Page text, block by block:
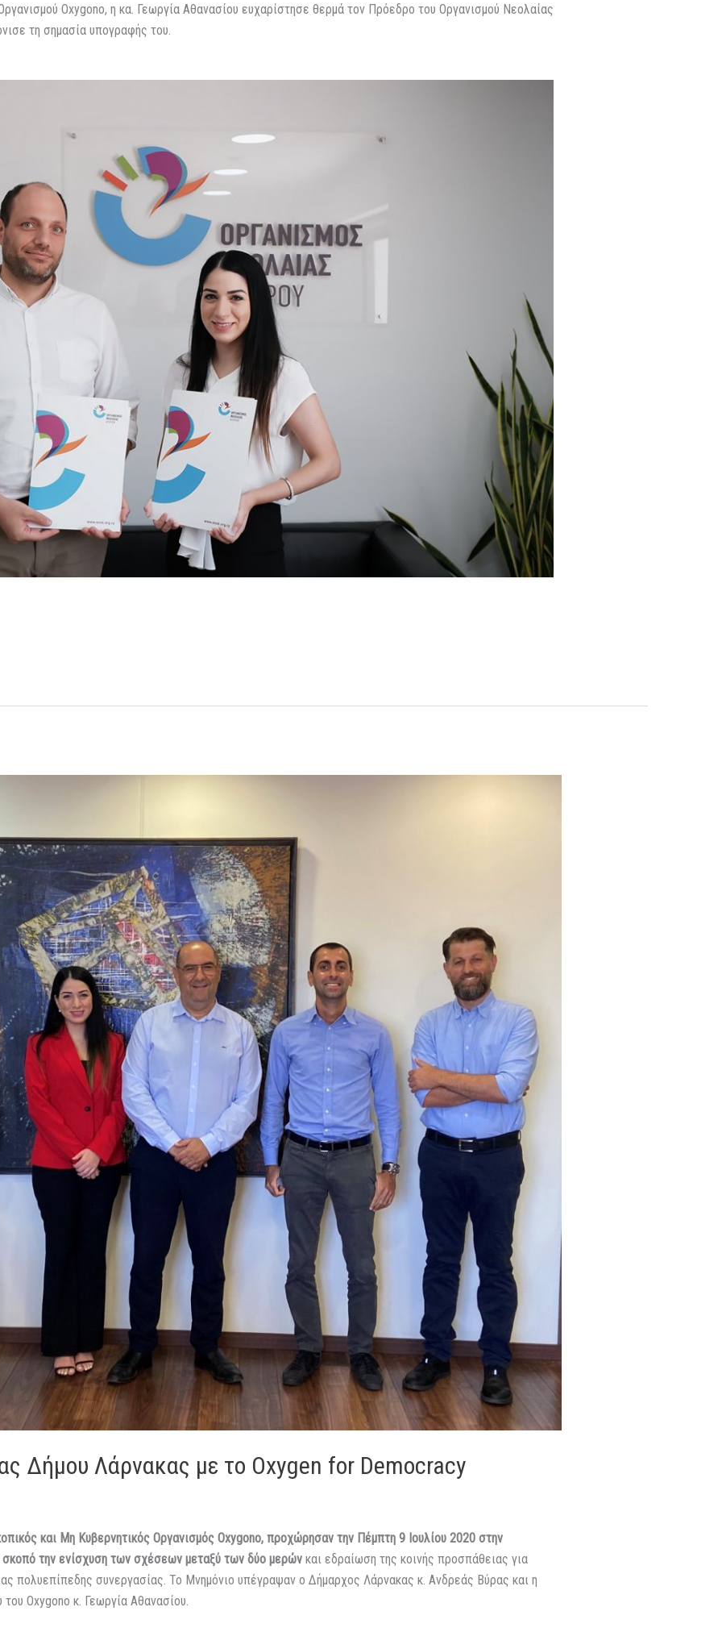
Oxygono, η κα. Γεωργία Αθανασίου ευχαρίστησε θερμά τον Πρόεδρο του Οργανισμού Νεολαίας
τη σημασία υπογραφής του.
Δήμου Λάρνακας με το Oxygen for Democracy
και Μη Κυβερνητικός Οργανισμός Oxygono, προχώρησαν την Πέμπτη 9 Ιουλίου 2020 στην
σκοπό την ενίσχυση των σχέσεων μεταξύ των δύο μερών και εδραίωση της κοινής προσπάθειας για
πολυεπίπεδης συνεργασίας. Το Μνημόνιο υπέγραψαν ο Δήμαρχος Λάρνακας κ. Ανδρεάς Βύρας και η
του Oxygono κ. Γεωργία Αθανασίου.